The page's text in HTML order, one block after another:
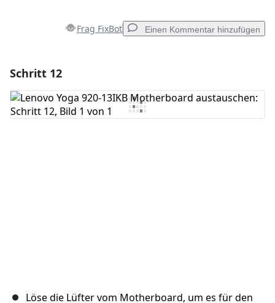
Frag FixBot Einen Kommentar hinzufügen
Kommentar hinzufügen
Schritt 12
Löse die Lüfter vom Motherboard, um es für den